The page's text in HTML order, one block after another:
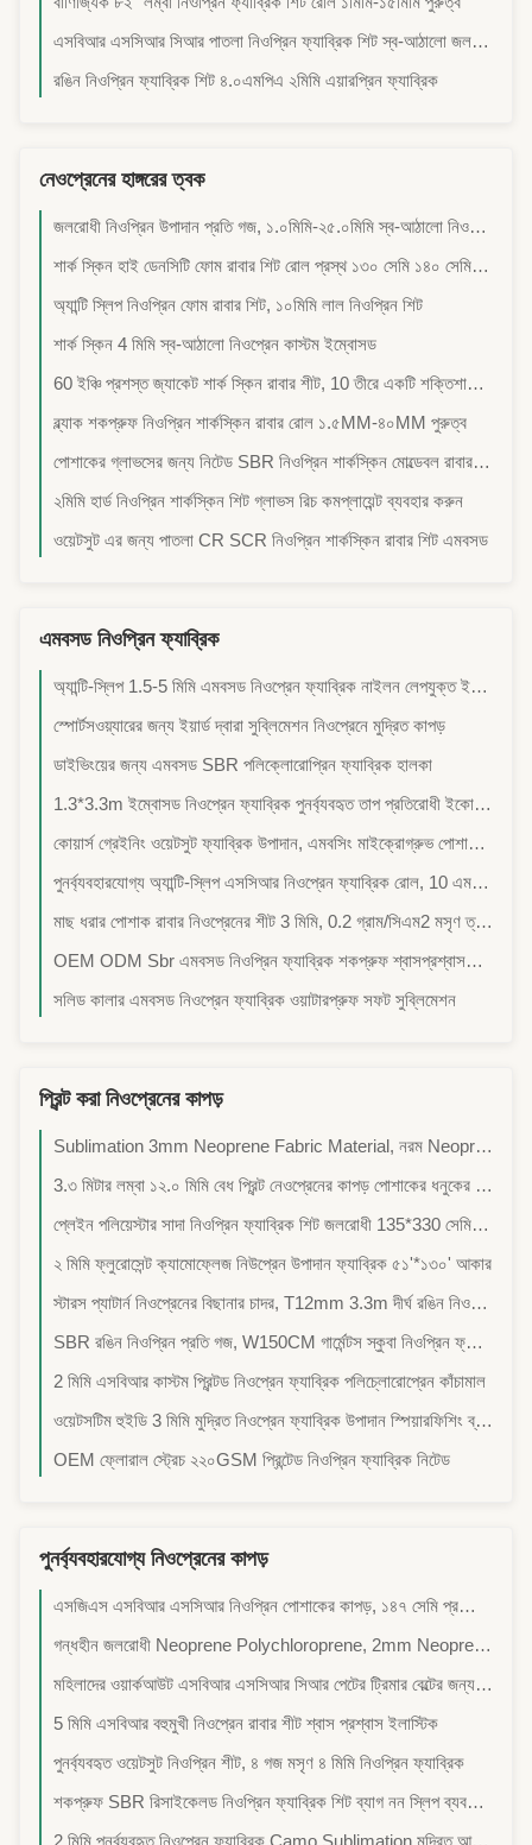
এসবিআর এসসিআর সিআর পাতলা নিওপ্রিন ফ্যাব্রিক শিট স্ব-আঠালো জলরোধী
রঙিন নিওপ্রিন ফ্যাব্রিক শিট ৪.০এমপিএ ২মিমি এয়ারপ্রিন ফ্যাব্রিক
নেওপ্রেনের হাঙ্গরের ত্বক
জলরোধী নিওপ্রিন উপাদান প্রতি গজ, ১.০মিমি-২৫.০মিমি স্ব-আঠালো নিওপ্রিন শীট
শার্ক স্কিন হাই ডেনসিটি ফোম রাবার শিট রোল প্রস্থ ১৩০ সেমি ১৪০ সেমি ১৪৫ সেমি
অ্যান্টি স্লিপ নিওপ্রিন ফোম রাবার শিট, ১০মিমি লাল নিওপ্রিন শিট
শার্ক স্কিন 4 মিমি স্ব-আঠালো নিওপ্রেন কাস্টম ইম্বোসড
60 ইঞ্চি প্রশস্ত জ্যাকেট শার্ক স্কিন রাবার শীট, 10 তীরে একটি শক্তিশালী রাবার শীট
ব্ল্যাক শকপ্রুফ নিওপ্রিন শার্কস্কিন রাবার রোল ১.৫MM-৪০MM পুরুত্ব
পোশাকের গ্লাভসের জন্য নিটেড SBR নিওপ্রিন শার্কস্কিন মোল্ডেবল রাবার শিট
২মিমি হার্ড নিওপ্রিন শার্কস্কিন শিট গ্লাভস রিচ কমপ্লায়েন্ট ব্যবহার করুন
ওয়েটসুট এর জন্য পাতলা CR SCR নিওপ্রিন শার্কস্কিন রাবার শিট এমবসড
এমবসড নিওপ্রিন ফ্যাব্রিক
অ্যান্টি-স্লিপ 1.5-5 মিমি এমবসড নিওপ্রেন ফ্যাব্রিক নাইলন লেপযুক্ত ইলাস্টিক কাস্টমাইজড প্যাটার্ন স্টাইলিশ যোগ প্যাড বেল্ট
স্পোর্টসওয়্যারের জন্য ইয়ার্ড দ্বারা সুব্লিমেশন নিওপ্রেনে মুদ্রিত কাপড়
ডাইভিংয়ের জন্য এমবসড SBR পলিক্লোরোপ্রিন ফ্যাব্রিক হালকা
1.3*3.3m ইম্বোসড নিওপ্রেন ফ্যাব্রিক পুনর্ব্যবহৃত তাপ প্রতিরোধী ইকো-বন্ধুত্বপূর্ণ উপকরণ ইলাস্টিক,জলরোধী,শক প্রতিরোধী
কোয়ার্স গ্রেইনিং ওয়েটসুট ফ্যাব্রিক উপাদান, এমবসিং মাইক্রোগ্রুভ পোশাক নিওপ্রিন ফ্যাব্রিক
পুনর্ব্যবহারযোগ্য অ্যান্টি-স্লিপ এসসিআর নিওপ্রেন ফ্যাব্রিক রোল, 10 এমএম পাতলা নিওপ্রেন শীট
মাছ ধরার পোশাক রাবার নিওপ্রেনের শীট 3 মিমি, 0.2 গ্রাম/সিএম2 মসৃণ ত্বকের নিওপ্রেনের কাপড়
OEM ODM Sbr এমবসড নিওপ্রিন ফ্যাব্রিক শকপ্রুফ শ্বাসপ্রশ্বাসযোগ্য
সলিড কালার এমবসড নিওপ্রেন ফ্যাব্রিক ওয়াটারপ্রুফ সফট সুব্লিমেশন
প্রিন্ট করা নিওপ্রেনের কাপড়
Sublimation 3mm Neoprene Fabric Material, নরম Neoprene Wetsuit উপাদান
3.৩ মিটার লম্বা ১২.০ মিমি বেধ প্রিন্ট নেওপ্রেনের কাপড় পোশাকের ধনুকের জন্য প্যাটার্নযুক্ত
প্লেইন পলিয়েস্টার সাদা নিওপ্রিন ফ্যাব্রিক শিট জলরোধী 135*330 সেমি আকার
২ মিমি ফ্লুরোসেন্ট ক্যামোফ্লেজ নিউপ্রেন উপাদান ফ্যাব্রিক ৫১'*১৩০' আকার
স্টারস প্যাটার্ন নিওপ্রেনের বিছানার চাদর, T12mm 3.3m দীর্ঘ রঙিন নিওপ্রেনের চাদর
SBR রঙিন নিওপ্রিন প্রতি গজ, W150CM গার্মেন্টস স্কুবা নিওপ্রিন ফ্যাব্রিক
2 মিমি এসবিআর কাস্টম প্রিন্টড নিওপ্রেন ফ্যাব্রিক পলিচ্লোরোপ্রেন কাঁচামাল
ওয়েটসটিম হুইডি 3 মিমি মুদ্রিত নিওপ্রেন ফ্যাব্রিক উপাদান স্পিয়ারফিশিং ব্যবহার
OEM ফ্লোরাল স্ট্রেচ ২২০GSM প্রিন্টেড নিওপ্রিন ফ্যাব্রিক নিটেড
পুনর্ব্যবহারযোগ্য নিওপ্রেনের কাপড়
এসজিএস এসবিআর এসসিআর নিওপ্রিন পোশাকের কাপড়, ১৪৭ সেমি প্রস্থের নিওপ্রিন ফোম কাপড়
গন্ধহীন জলরোধী Neoprene Polychloroprene, 2mm Neoprene পোষাক কাপড়
মহিলাদের ওয়ার্কআউট এসবিআর এসসিআর সিআর পেটের ট্রিমার বেল্টের জন্য নিওপ্রেনের রাবার ম্যাট
5 মিমি এসবিআর বহুমুখী নিওপ্রেন রাবার শীট শ্বাস প্রশ্বাস ইলাস্টিক
পুনর্ব্যবহৃত ওয়েটসুট নিওপ্রিন শীট, ৪ গজ মসৃণ ৪ মিমি নিওপ্রিন ফ্যাব্রিক
শকপ্রুফ SBR রিসাইকেলড নিওপ্রিন ফ্যাব্রিক শিট ব্যাগ নন স্লিপ ব্যবহার করুন
2 মিমি পুনর্ব্যবহৃত নিওপ্রেন ফ্যাব্রিক Camo Sublimation মুদ্রিত আঠালো